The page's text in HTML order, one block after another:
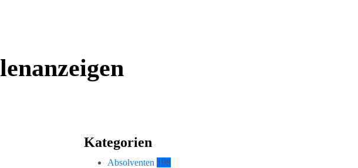
Kategorien
Absolventen 198